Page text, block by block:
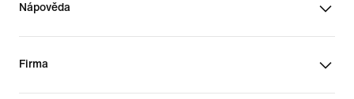
Nápověda
Firma